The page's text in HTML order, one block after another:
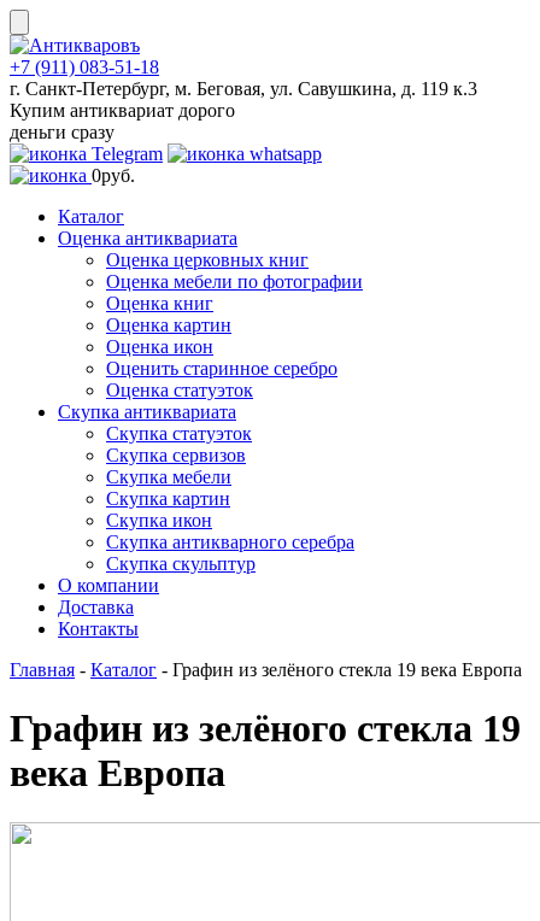
Skip
to
content
+7 (911) 083-51-18
г. Санкт-Петербург, м. Беговая, ул. Савушкина, д. 119 к.3
Купим антиквариат дорого
деньги сразу
0руб.
Каталог
Оценка антиквариата
Оценка церковных книг
Оценка мебели по фотографии
Оценка книг
Оценка картин
Оценка икон
Оценить старинное серебро
Оценка статуэток
Скупка антиквариата
Скупка статуэток
Скупка сервизов
Скупка мебели
Скупка картин
Скупка икон
Скупка антикварного серебра
Скупка скульптур
О компании
Доставка
Контакты
Главная - Каталог - Графин из зелёного стекла 19 века Европа
Графин из зелёного стекла 19
века Европа